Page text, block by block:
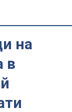
на
в